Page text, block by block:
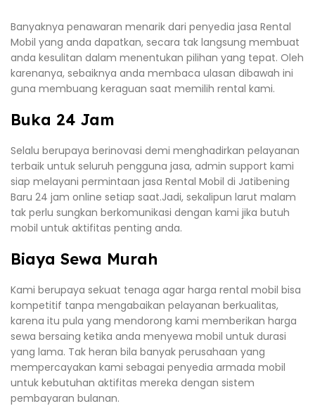
Banyaknya penawaran menarik dari penyedia jasa Rental
Mobil yang anda dapatkan, secara tak langsung membuat
anda kesulitan dalam menentukan pilihan yang tepat. Oleh
karenanya, sebaiknya anda membaca ulasan dibawah ini
guna membuang keraguan saat memilih rental kami.
Buka 24 Jam
Selalu berupaya berinovasi demi menghadirkan pelayanan
terbaik untuk seluruh pengguna jasa, admin support kami
siap melayani permintaan jasa Rental Mobil di Jatibening
Baru 24 jam online setiap saat.Jadi, sekalipun larut malam
tak perlu sungkan berkomunikasi dengan kami jika butuh
mobil untuk aktifitas penting anda.
Biaya Sewa Murah
Kami berupaya sekuat tenaga agar harga rental mobil bisa
kompetitif tanpa mengabaikan pelayanan berkualitas,
karena itu pula yang mendorong kami memberikan harga
sewa bersaing ketika anda menyewa mobil untuk durasi
yang lama. Tak heran bila banyak perusahaan yang
mempercayakan kami sebagai penyedia armada mobil
untuk kebutuhan aktifitas mereka dengan sistem
pembayaran bulanan.